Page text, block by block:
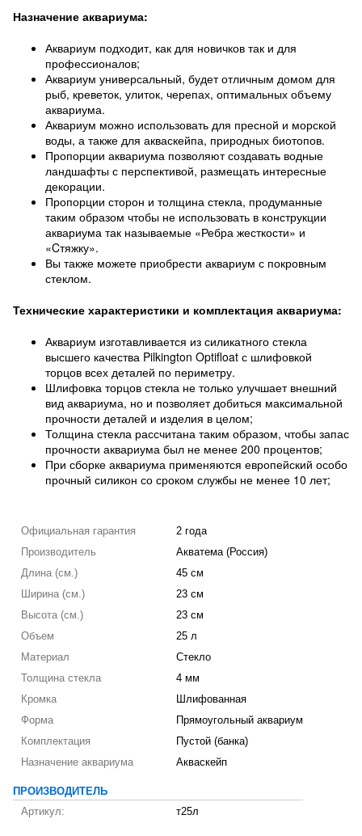
Назначение аквариума:
Аквариум подходит, как для новичков так и для
профессионалов;
Аквариум универсальный, будет отличным домом для
рыб, креветок, улиток, черепах, оптимальных объему
аквариума.
Аквариум можно использовать для пресной и морской
воды, а также для акваскейпа, природных биотопов.
Пропорции аквариума позволяют создавать водные
ландшафты с перспективой, размещать интересные
декорации.
Пропорции сторон и толщина стекла, продуманные
таким образом чтобы не использовать в конструкции
аквариума так называемые «Ребра жесткости» и
«Cтяжку».
Вы также можете приобрести аквариум с покровным
стеклом.
Технические характеристики и комплектация аквариума:
Аквариум изготавливается из силикатного стекла
высшего качества Pilkington Optifloat с шлифовкой
торцов всех деталей по периметру.
Шлифовка торцов стекла не только улучшает внешний
вид аквариума, но и позволяет добиться максимальной
прочности деталей и изделия в целом;
Толщина стекла рассчитана таким образом, чтобы запас
прочности аквариума был не менее 200 процентов;
При сборке аквариума применяются европейский особо
прочный силикон со сроком службы не менее 10 лет;
Официальная гарантия
2 года
Производитель
Акватема (Россия)
Длина (см.)
45 см
Ширина (см.)
23 см
Высота (см.)
23 см
Объем
25 л
Материал
Стекло
Толщина стекла
4 мм
Кромка
Шлифованная
Форма
Прямоугольный аквариум
Комплектация
Пустой (банка)
Назначение аквариума
Акваскейп
ПРОИЗВОДИТЕЛЬ
Артикул:
т25л